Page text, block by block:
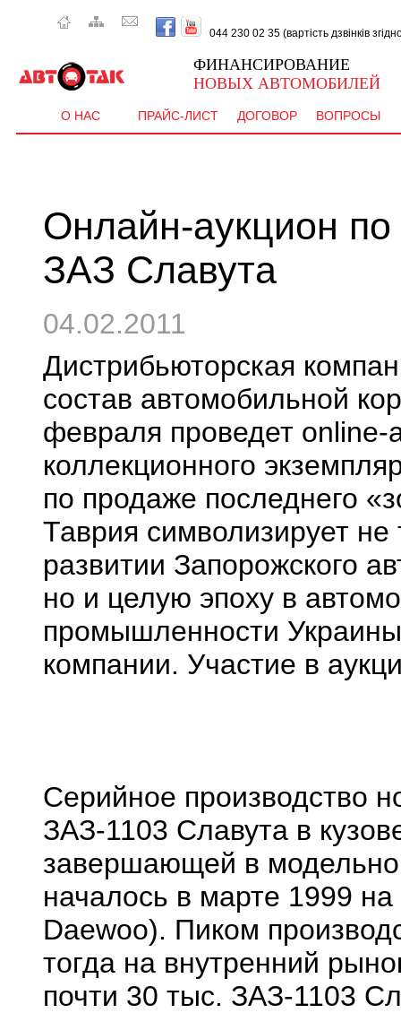
044 230 02 35 (вартість дзвінків
ФИНАНСИРОВАНИЕ
НОВЫХ АВТОМОБИЛЕЙ
О НАС ПРАЙС-ЛИСТ ДОГОВОР ВОПРОСЫ
Онлайн-аукцион
ЗАЗ Славута
04.02.2011
Дистрибьюторская
состав автомобильной
февраля проведет оnline-
коллекционного
по продаже последнего
Таврия символизирует
развитии Запорожского
но и целую эпоху в
промышленности
компании. Участие в
Серийное производство
ЗАЗ-1103 Славута в
завершающей в
началось в марте 1999
Daewoo). Пиком
тогда на внутренний
почти 30 тыс. ЗАЗ-1103